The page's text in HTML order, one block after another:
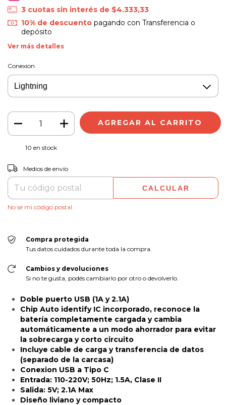
3 cuotas sin interés de $4.333,33
10% de descuentopagando con Transferencia o
depósito
Ver más detalles
Conexion
10 en stock
Entregas para el CP:
Medios de envío
CALCULAR
No sé mi código postal
Compra protegida
Tus datos cuidados durante toda la compra.
Cambios y devoluciones
Si no te gusta, podés cambiarlo por otro o devolverlo.
Doble puerto USB (1A y 2.1A)
Chip Auto identify IC incorporado, reconoce la
batería completamente cargada y cambia
automáticamente a un modo ahorrador para evitar
la sobrecarga y corto circuito
Incluye cable de carga y transferencia de datos
(separado de la carcasa)
Conexion USB a Tipo C
Entrada: 110-220V; 50Hz; 1.5A, Clase II
Salida: 5V; 2.1A Max
Diseño liviano y compacto